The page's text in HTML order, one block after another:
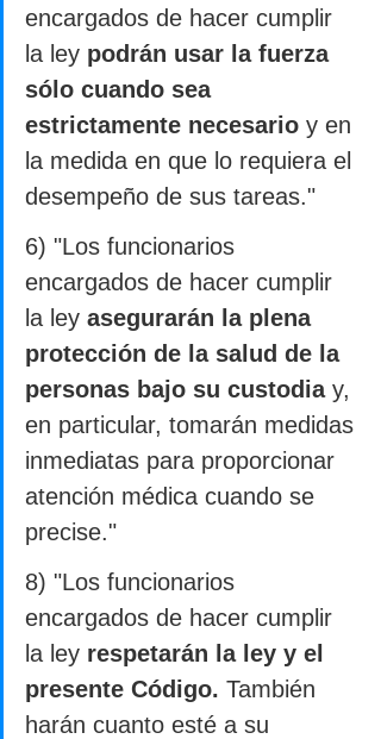
encargados de hacer cumplir
la ley podrán usar la fuerza
sólo cuando sea
estrictamente necesario y en
la medida en que lo requiera el
desempeño de sus tareas."
6) "Los funcionarios
encargados de hacer cumplir
la ley asegurarán la plena
protección de la salud de la
personas bajo su custodia y,
en particular, tomarán medidas
inmediatas para proporcionar
atención médica cuando se
precise."
8) "Los funcionarios
encargados de hacer cumplir
la ley respetarán la ley y el
presente Código. También
harán cuanto esté a su